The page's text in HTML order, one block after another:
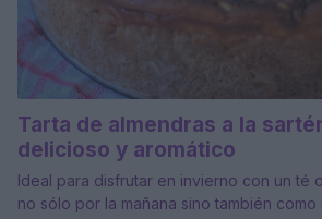
Tarta de almendras a la
delicioso y aromático
Ideal para disfrutar en invierno con un té
no sólo por la mañana sino también